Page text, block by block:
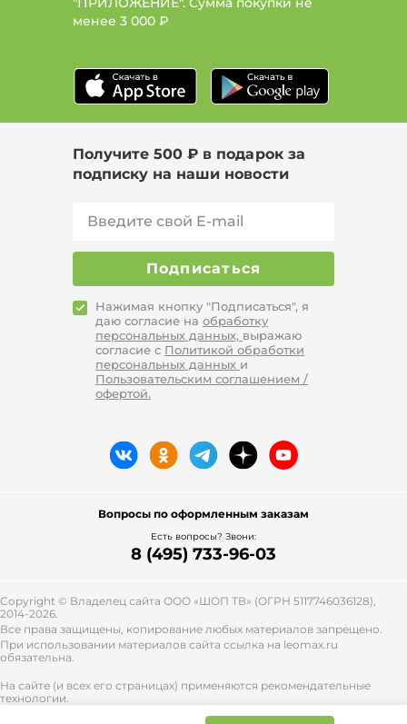
менее 3 000 ₽
Получите 500 ₽ в подарок за
подписку на наши новости
Подписаться
Нажимая кнопку "Подписаться", я
даю согласие на обработку
персональных данных, выражаю
согласие с Политикой обработки
персональных данных и
Пользовательским соглашением /
офертой.
Вопросы по оформленным заказам
Есть вопросы? Звони:
8 (495) 733-96-03
Copyright © Владелец сайта ООО «ШОП ТВ» (ОГРН 5117746036128),
2014-2026.
Все права защищены, копирование любых материалов запрещено.
При использовании материалов сайта ссылка на leomax.ru
обязательна.
На сайте (и всех его страницах) применяются рекомендательные
технологии.